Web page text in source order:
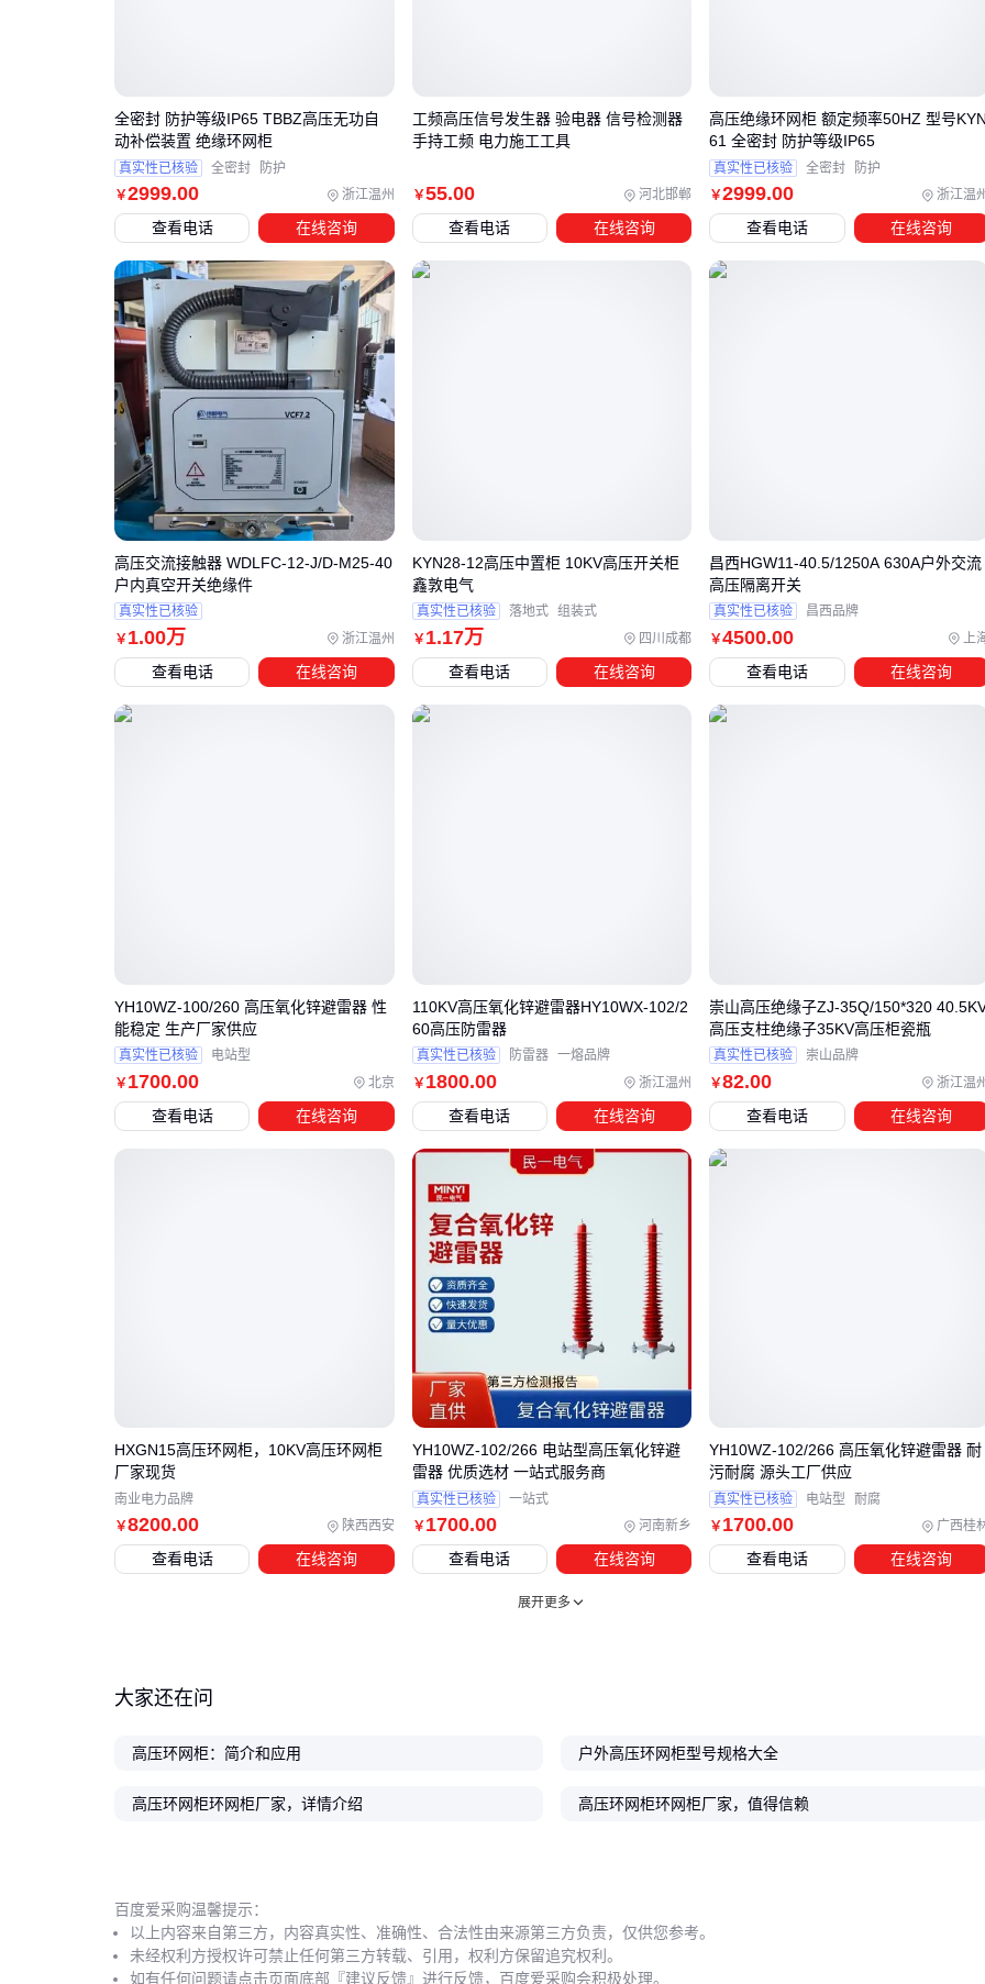
结论：结构复杂度与维护难度成正比，选型时就要评估后期可
操作性 🔧
三、不同技术路线的后期维护成本差异
根据使用场景选择技术路线，能大幅降低全生命周期成本：
四、容易被忽视的配套件老化问题
主设备稳定运行依赖配套件的协同工作：
：操作5000次后需检查触头磨损，手动操作的高压
更要注意机构卡涩
有效的日常巡检能提前发现80%的潜在故障：
异常声响：电流互感器嗡嗡声变大可能意味着铁芯松动
：柜体局部温升超过环境温度15℃就要排查
外观痕迹
：绝缘子表面出现爬电痕迹必须立即处理
结论：结合配电自动化终端
运维的本质是提前干预。根据负荷类型选择
等级，按环境湿度配置加热器，针对电缆接头数量选配
——这些细节组合决定了设备能否跑满设计寿命。
￥2999.00 浙江温州
全密封 防护等级IP65 TBBZ高压无功自
动补偿装置 绝缘环网柜
真实性已核验 全密封 防护
查看电话 在线咨询
￥55.00 河北邯郸
工频高压信号发生器 验电器 信号检测器
手持工频 电力施工工具
查看电话 在线咨询
￥2999.00 浙江温
高压绝缘环网柜 额定频率50HZ 型号
61 全密封 防护等级IP65
真实性已核验 全密封 防护
查看电话 在线咨询
￥ 1.00万 浙江温州
高压交流接触器 WDLFC-12-J/D-M25-40
户内真空开关绝缘件
真实性已核验
查看电话 在线咨询
￥ 1.17万 四川成都
KYN28-12高压中置柜 10KV高压开关柜
鑫敦电气
真实性已核验 落地式 组装式
查看电话 在线咨询
￥4500.00 上
昌西HGW11-40.5/1250A 630A户外交流
高压隔离开关
真实性已核验 昌西品牌
查看电话 在线咨询
￥1700.00 北京
YH10WZ-100/260 高压氧化锌避雷器 性
能稳定 生产厂家供应
真实性已核验 电站型
查看电话 在线咨询
￥1800.00 浙江温州
110KV高压氧化锌避雷器HY10WX-102/2
60高压防雷器
真实性已核验 防雷器 一熔品牌
查看电话 在线咨询
￥82.00 浙江温
崇山高压绝缘子ZJ-35Q/150*320
高压支柱绝缘子35KV高压柜瓷瓶
真实性已核验 崇山品牌
查看电话 在线咨询
￥8200.00 陕西西安
HXGN15高压环网柜，10KV高压环网柜
厂家现货
南业电力品牌
查看电话 在线咨询
￥ 1700.00 河南新乡
YH10WZ-102/266 电站型高压氧化锌避
雷器 优质选材 一站式服务商
真实性已核验 一站式
查看电话 在线咨询
￥ 1700.00 广西桂
YH10WZ-102/266 高压氧化锌避雷器 耐
污耐腐 源头工厂供应
真实性已核验 电站型 耐腐
查看电话 在线咨询
展开更多
大家还在问
高压环网柜：简介和应用 户外高压环网柜型号规格大全
高压环网柜环网柜厂家，详情介绍 高压环网柜环网柜厂家，值得信赖
百度爱采购温馨提示：
以上内容来自第三方，内容真实性、准确性、合法性由来源第三方负责，仅供您参考。
未经权利方授权许可禁止任何第三方转载、引用，权利方保留追究权利。
如有任何问题请点击页面底部『建议反馈』进行反馈，百度爱采购会积极处理。